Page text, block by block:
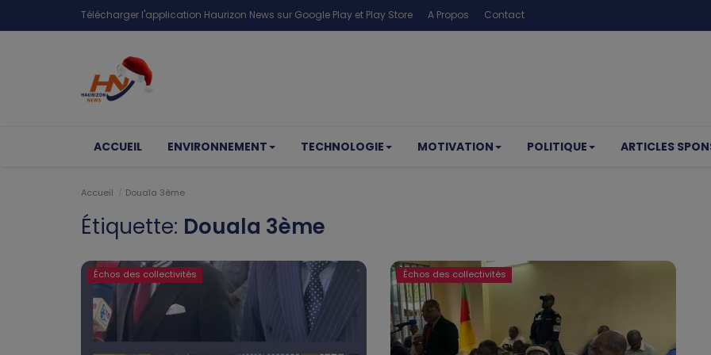
Télécharger l'application Haurizon News sur Google Play et Play Store A Propos Contact
ACCUEIL ENVIRONNEMENT TECHNOLOGIE MOTIVATION POLITIQUE ARTICLES
Accueil Douala 3ème
Étiquette: Douala 3ème
Échos des collectivités Échos des collectivités